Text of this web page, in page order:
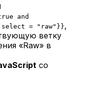
and
= "raw"}},
ветку
«Raw» в
со